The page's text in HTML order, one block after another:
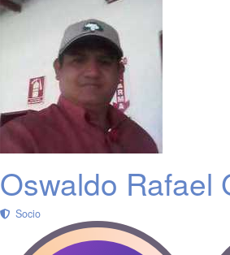
Oswaldo Rafael
Socio